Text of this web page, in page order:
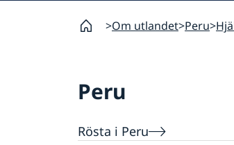
Om utlandet Peru
Peru
Rösta i Peru